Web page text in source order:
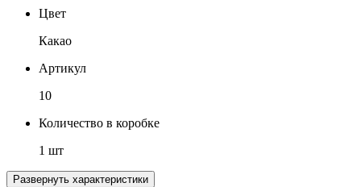
Цвет
Какао
Артикул
10
Количество в коробке
1 шт
Развернуть характеристики